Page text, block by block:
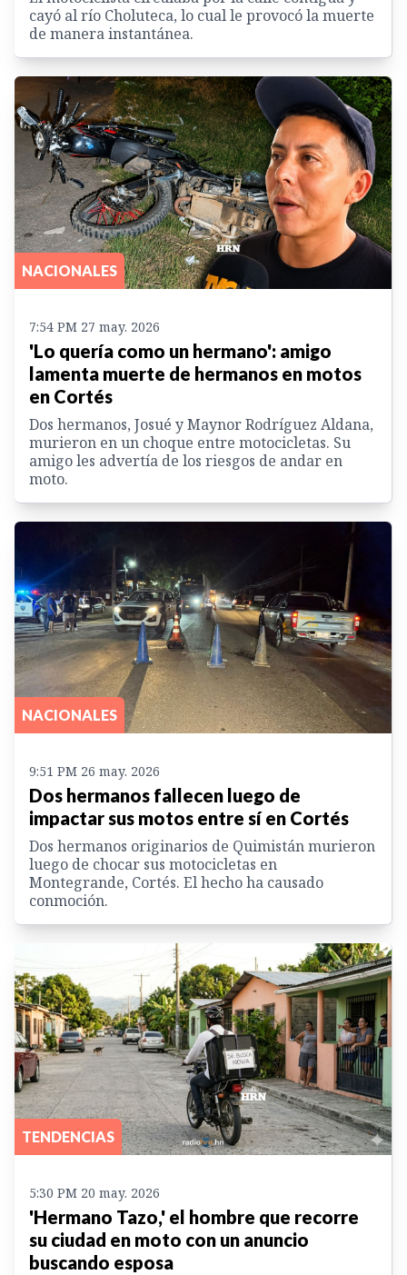
cayó al río Choluteca, lo cual le provocó la muerte
de manera instantánea.
NACIONALES
7:54 PM 27 may. 2026
'Lo quería como un hermano': amigo
lamenta muerte de hermanos en motos
en Cortés
Dos hermanos, Josué y Maynor Rodríguez Aldana,
murieron en un choque entre motocicletas. Su
amigo les advertía de los riesgos de andar en
moto.
NACIONALES
9:51 PM 26 may. 2026
Dos hermanos fallecen luego de
impactar sus motos entre sí en Cortés
Dos hermanos originarios de Quimistán murieron
luego de chocar sus motocicletas en
Montegrande, Cortés. El hecho ha causado
conmoción.
TENDENCIAS
5:30 PM 20 may. 2026
'Hermano Tazo,' el hombre que recorre
su ciudad en moto con un anuncio
buscando esposa